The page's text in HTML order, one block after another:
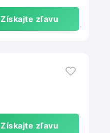
Získajte zľavu
Získajte zľavu